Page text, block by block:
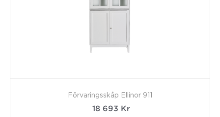
Förvaringsskåp Ellinor 911
18 693 Kr